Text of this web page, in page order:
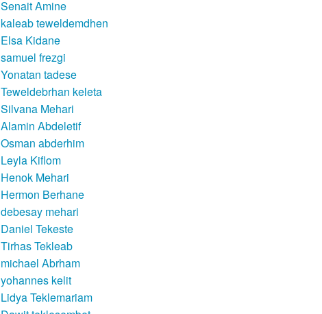
Senait Amine
kaleab teweldemdhen
Elsa Kidane
samuel frezgi
Yonatan tadese
Teweldebrhan keleta
Silvana Mehari
Alamin Abdeletif
Osman abderhim
Leyla Kiflom
Henok Mehari
Hermon Berhane
debesay mehari
Daniel Tekeste
Tirhas Tekleab
michael Abrham
yohannes kelit
Lidya Teklemariam